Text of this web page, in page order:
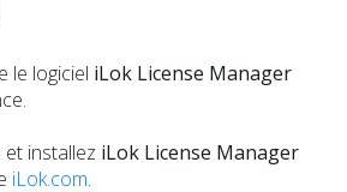
le logiciel iLok License Manager
installez iLok License Manager
iLok.com.